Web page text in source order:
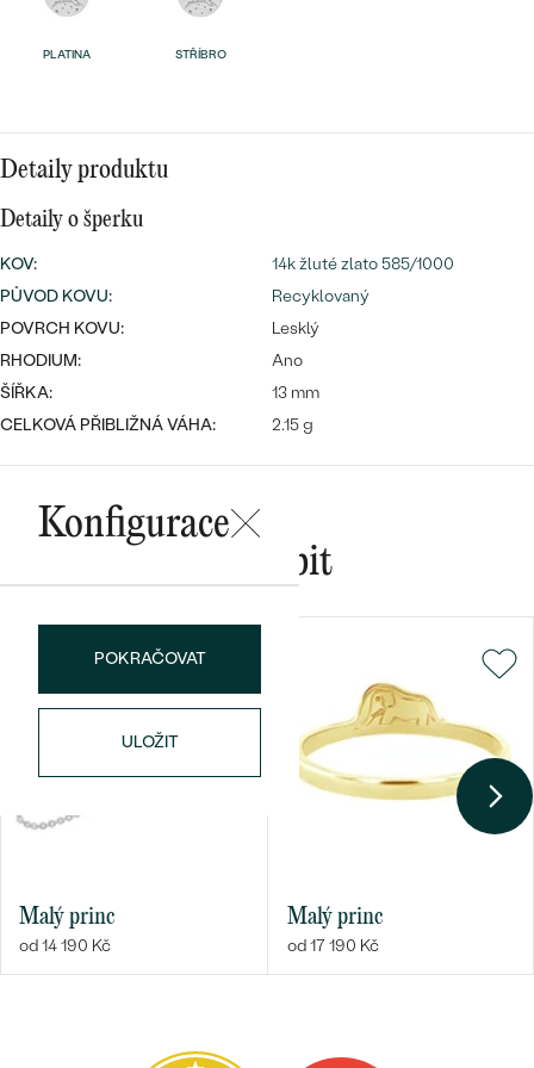
Wave kolekce
PODLE TVARU KAMENE
DIAMANTY
Bestsellery
Personalizované
přívěsky
Nejprodávanější
PLATINA STŘÍBRO
Detaily produktu
Detaily o šperku
KOV:
14k žluté zlato 585/1000
PŮVOD KOVU:
Recyklovaný
POVRCH KOVU:
Lesklý
RHODIUM:
Ano
ŠÍŘKA:
13 mm
CELKOVÁ PŘIBLIŽNÁ VÁHA:
2.15 g
Konfigurace
POKRAČOVAT
ULOŽIT
Mohlo by se vám líbit
Malý princ
od 14 190 Kč
Malý princ
od 17 190 Kč